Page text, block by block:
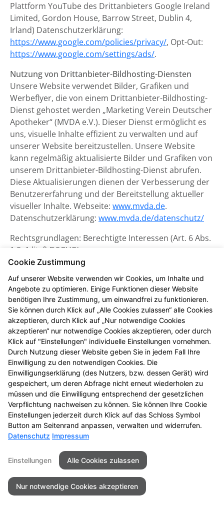
Plattform YouTube des Drittanbieters Google Ireland
Limited, Gordon House, Barrow Street, Dublin 4,
Irland) Datenschutzerklärung:
https://www.google.com/policies/privacy/, Opt-Out:
https://www.google.com/settings/ads/.
Nutzung von Drittanbieter-Bildhosting-Diensten
Unsere Website verwendet Bilder, Grafiken und
Werbeflyer, die von einem Drittanbieter-Bildhosting-
Dienst gehostet werden „Marketing Verein Deutscher
Apotheker“ (MVDA e.V.). Dieser Dienst ermöglicht es
uns, visuelle Inhalte effizient zu verwalten und auf
unserer Website bereitzustellen. Unsere Website
kann regelmäßig aktualisierte Bilder und Grafiken von
unserem Drittanbieter-Bildhosting-Dienst abrufen.
Diese Aktualisierungen dienen der Verbesserung der
Benutzererfahrung und der Bereitstellung aktueller
visueller Inhalte. Webseite: www.mvda.de.
Datenschutzerklärung: www.mvda.de/datenschutz/
Rechtsgrundlagen: Berechtigte Interessen (Art. 6 Abs.
1 S. 1 lit. f) DSGVO)
Datenschutzerklärung zum
Kontaktformular und CAPTCHA
Wenn Sie uns per Kontaktformular oder per
Vorbestellungsformular Anfragen zukommen lassen,
werden Ihre Angaben aus dem Formular inklusive der
von Ihnen dort angegebenen Kontaktdaten zwecks
Bearbeitung der Anfragen/Vorbestellung für den Fall
von Anschlussfragen bei uns gespeichert. Diese
Daten geben wir nicht ohne Ihre Einwilligung weiter.
Einsatz von Buchstaben-CAPTCHA „captcha-image“
Zum Schutz Ihrer Anfragen/Vorbestellungen über das
Internetformular verwenden wir den Dienst
Buchstaben-CAPTCHA des Unternehmens BCF GmbH
(https://www.b-cf.de/
Unterscheidung, ob die Eingabe durch einen
Menschen oder missbräuchlich durch automatisierte,
maschinelle Verarbeitung (Bots) erfolgt. Das CAPTCHA
verwendet keine Cookies.
Cookie Zustimmung
Auf unserer Website verwenden wir Cookies, um Inhalte und
Angebote zu optimieren. Einige Funktionen dieser Website
benötigen Ihre Zustimmung, um einwandfrei zu funktionieren.
Sie können durch Klick auf „Alle Cookies zulassen“ alle Cookies
akzeptieren, durch Klick auf „Nur notwendige Cookies
akzeptieren“ nur notwendige Cookies akzeptieren, oder durch
Klick auf "Einstellungen" individuelle Einstellungen vornehmen.
Durch Nutzung dieser Website geben Sie in jedem Fall Ihre
Einwilligung zu den notwendigen Cookies. Die
Einwilligungserklärung (des Nutzers, bzw. dessen Gerät) wird
gespeichert, um deren Abfrage nicht erneut wiederholen zu
müssen und die Einwilligung entsprechend der gesetzlichen
Verpflichtung nachweisen zu können. Sie können Ihre Cookie
Einstellungen jederzeit durch Klick auf das Schloss Symbol
Button am Seitenrand anpassen, verwalten und widerrufen.
Datenschutz Impressum
Einstellungen Alle Cookies zulassen
Nur notwendige Cookies akzeptieren